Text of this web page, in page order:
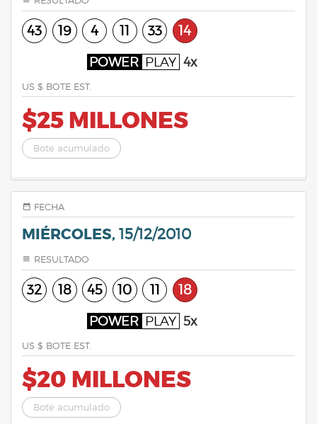
43 19 4 11 33 14
POWER PLAY 4x
US $ BOTE EST.
$25 MILLONES
Bote acumulado
FECHA
MIÉRCOLES, 15/12/2010
RESULTADO
32 18 45 10 11 18
POWER PLAY 5x
US $ BOTE EST.
$20 MILLONES
Bote acumulado